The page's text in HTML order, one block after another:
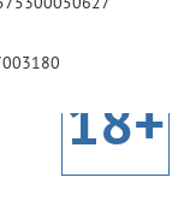
18+